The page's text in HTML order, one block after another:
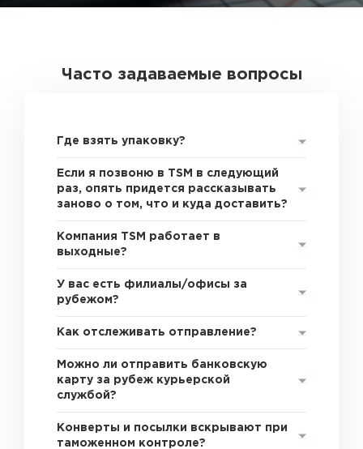
Часто задаваемые вопросы
Где взять упаковку?
Если я позвоню в TSM в следующий
раз, опять придется рассказывать
заново о том, что и куда доставить?
Компания TSM работает в
выходные?
У вас есть филиалы/офисы за
рубежом?
Как отслеживать отправление?
Можно ли отправить банковскую
карту за рубеж курьерской
службой?
Конверты и посылки вскрывают при
таможенном контроле?